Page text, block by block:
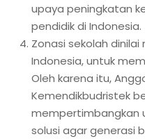
upaya peningkatan
pendidik di Indonesia.
Zonasi sekolah
Indonesia, untuk
Oleh karena itu,
Kemendikbudristek
mempertimbangkan
solusi agar generasi